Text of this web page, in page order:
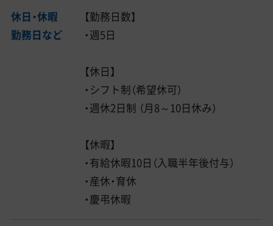
休日・休暇
勤務日など
【勤務日数】
・週5日
【休日】
・シフト制（希望休可）
・週休2日制 （月8～10日休み）
【休暇】
・有給休暇10日（入職半年後付与）
・産休・育休
・慶弔休暇